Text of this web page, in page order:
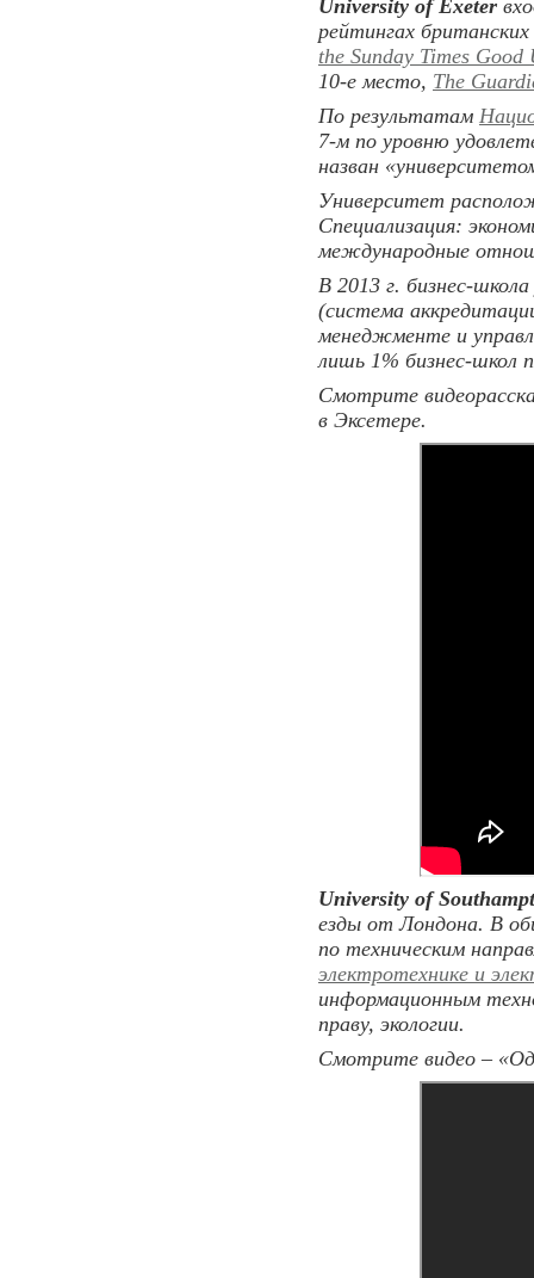
University of Exeter
рейтингах
the Sunday Times
10-е место, The
По результатам
7-м по уровню
назван
Университет
Специализация:
международные
В 2013 г. бизнес-
(система
менеджменте и
лишь 1% бизнес-школ
Смотрите
в Эксетере.
University of
езды от Лондона. В
по техническим
электротехнике и
информационным
праву, экологии.
Смотрите видео –